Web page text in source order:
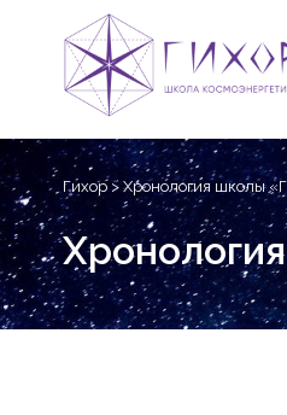
Skip
to
content
Гихор> Хронология школы